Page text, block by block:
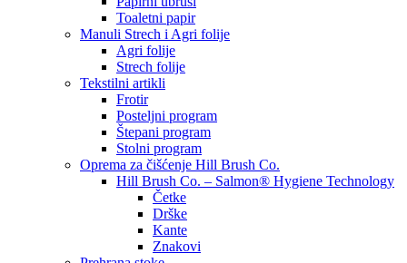
Toaletni papir
Manuli Strech i Agri folije
Agri folije
Strech folije
Tekstilni artikli
Frotir
Posteljni program
Štepani program
Stolni program
Oprema za čišćenje Hill Brush Co.
Hill Brush Co. – Salmon® Hygiene Technology
Četke
Drške
Kante
Znakovi